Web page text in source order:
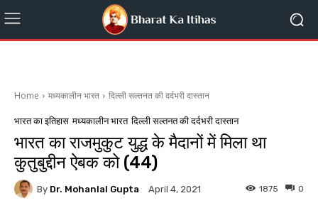
Home मध्यकालीन भारत दिल्ली सल्तनत की दर्दभरी दास्तान
भारत का इतिहास मध्यकालीन भारत दिल्ली सल्तनत की दर्दभरी दास्तान
भारत का राजमुकुट युद्ध के मैदानों में मिला था
कुतुबुद्दीन ऐबक को (44)
By Dr. Mohanlal Gupta April 4, 2021 0
1875